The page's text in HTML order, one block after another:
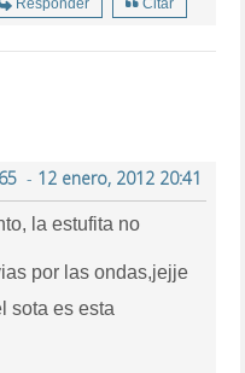
Responder Citar
- 12 enero, 2012 20:41
la estufita no
por las ondas,jejje